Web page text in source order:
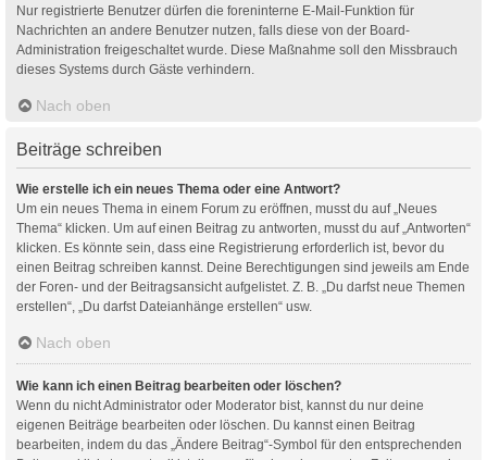
Nur registrierte Benutzer dürfen die foreninterne E-Mail-Funktion für
Nachrichten an andere Benutzer nutzen, falls diese von der Board-
Administration freigeschaltet wurde. Diese Maßnahme soll den Missbrauch
dieses Systems durch Gäste verhindern.
Nach oben
Beiträge schreiben
Wie erstelle ich ein neues Thema oder eine Antwort?
Um ein neues Thema in einem Forum zu eröffnen, musst du auf „Neues
Thema“ klicken. Um auf einen Beitrag zu antworten, musst du auf „Antworten“
klicken. Es könnte sein, dass eine Registrierung erforderlich ist, bevor du
einen Beitrag schreiben kannst. Deine Berechtigungen sind jeweils am Ende
der Foren- und der Beitragsansicht aufgelistet. Z. B. „Du darfst neue Themen
erstellen“, „Du darfst Dateianhänge erstellen“ usw.
Nach oben
Wie kann ich einen Beitrag bearbeiten oder löschen?
Wenn du nicht Administrator oder Moderator bist, kannst du nur deine
eigenen Beiträge bearbeiten oder löschen. Du kannst einen Beitrag
bearbeiten, indem du das „Ändere Beitrag“-Symbol für den entsprechenden